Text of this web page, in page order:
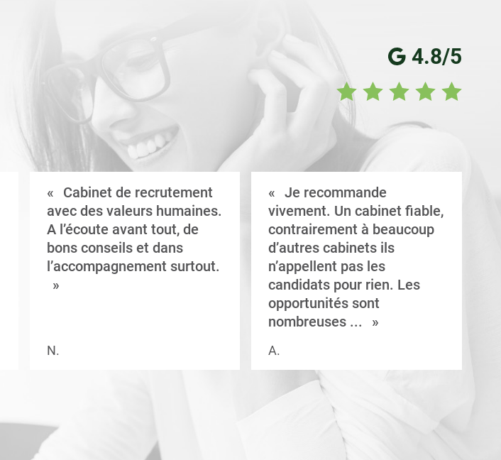
4.8/5
Cabinet de recrutement
avec des valeurs humaines.
A l’écoute avant tout, de
bons conseils et dans
l’accompagnement surtout.
N.
Je recommande
vivement. Un cabinet fiable,
contrairement à beaucoup
d’autres cabinets ils
n’appellent pas les
candidats pour rien. Les
opportunités sont
nombreuses ...
A.